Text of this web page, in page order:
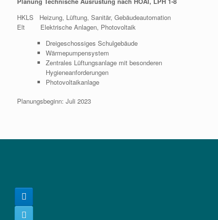
HKLS Heizung, Lüftung, Sanitär, Gebäudeautomation
Elt Elektrische Anlagen, Photovoltaik
Dreigeschossiges Schulgebäude
Wärmepumpensystem
Zentrales Lüftungsanlage mit besonderen
Hygieneanforderungen
Photovoltaikanlage
Planungsbeginn: Juli 2023